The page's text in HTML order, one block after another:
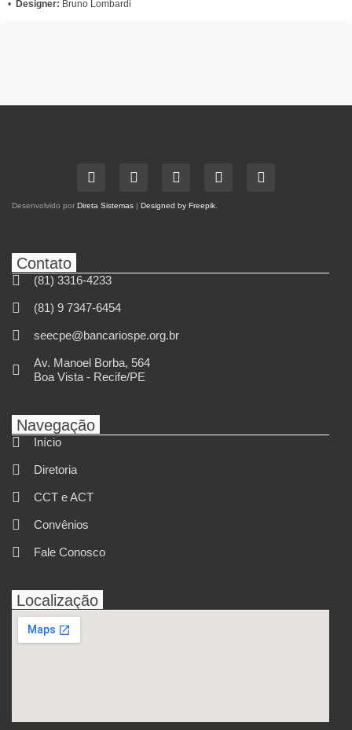
• Designer: Bruno Lombardi
Desenvolvido por Direta Sistemas | Designed by Freepik
Contato
(81) 3316-4233
(81) 9 7347-6454
seecpe@bancariospe.org.br
Av. Manoel Borba, 564
Boa Vista - Recife/PE
Navegação
Início
Diretoria
CCT e ACT
Convênios
Fale Conosco
Localização